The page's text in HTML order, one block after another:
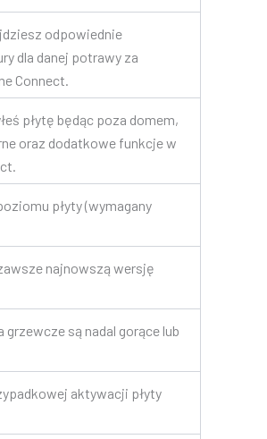
odpowiednie
dla danej potrawy za
Connect.
płytę będąc poza domem,
oraz dodatkowe funkcje w
płyty (wymagany
najnowszą wersję
są nadal gorące lub
aktywacji płyty